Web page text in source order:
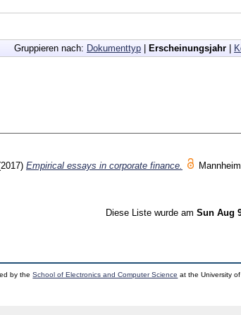
Gruppieren nach: Dokumenttyp Erscheinungsjahr
Empirical essays in corporate finance. Mannheim
Diese Liste wurde am Sun Aug
by theSchool of Electronics and Computer Science at the University